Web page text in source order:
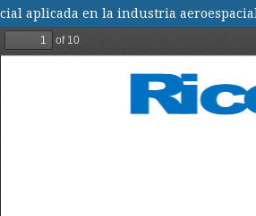
aplicada en la industria